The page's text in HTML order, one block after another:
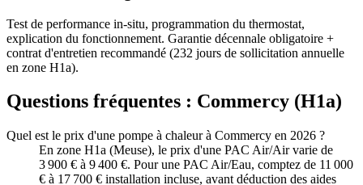
Test de performance in-situ, programmation du thermostat,
explication du fonctionnement. Garantie décennale obligatoire +
contrat d'entretien recommandé (232 jours de sollicitation annuelle
en zone H1a).
Questions fréquentes : Commercy (H1a)
Quel est le prix d'une pompe à chaleur à Commercy en 2026 ?
En zone H1a (Meuse), le prix d'une PAC Air/Air varie de
3 900 € à 9 400 €. Pour une PAC Air/Eau, comptez de 11 000
€ à 17 700 € installation incluse, avant déduction des aides